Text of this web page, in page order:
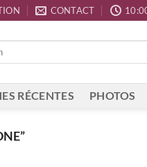
CONTACT
RÉCENTES PHOTOS